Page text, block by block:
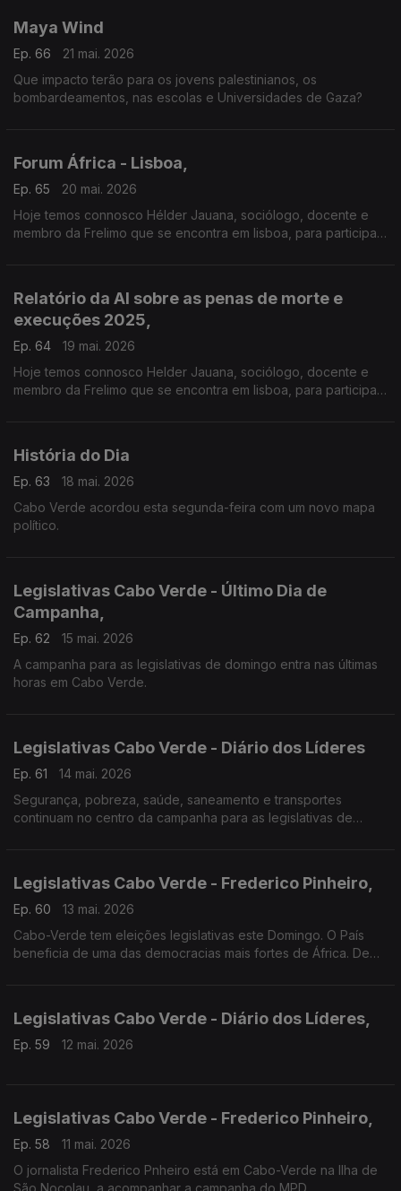
Maya Wind
Ep. 66
21 mai. 2026
Que impacto terão para os jovens palestinianos, os
bombardeamentos, nas escolas e Universidades de Gaza?
Forum África - Lisboa,
Ep. 65
20 mai. 2026
Hoje temos connosco Hélder Jauana, sociólogo, docente e
membro da Frelimo que se encontra em lisboa, para participar
Relatório da AI sobre as penas de morte e
execuções 2025,
Ep. 64
19 mai. 2026
Hoje temos connosco Helder Jauana, sociólogo, docente e
membro da Frelimo que se encontra em lisboa, para participar
História do Dia
Ep. 63
18 mai. 2026
Cabo Verde acordou esta segunda-feira com um novo mapa
político.
Legislativas Cabo Verde - Último Dia de
Campanha,
Ep. 62
15 mai. 2026
A campanha para as legislativas de domingo entra nas últimas
horas em Cabo Verde.
Legislativas Cabo Verde - Diário dos Líderes
Ep. 61
14 mai. 2026
Segurança, pobreza, saúde, saneamento e transportes
continuam no centro da campanha para as legislativas de
Legislativas Cabo Verde - Frederico Pinheiro,
Ep. 60
13 mai. 2026
Cabo-Verde tem eleições legislativas este Domingo. O País
beneficia de uma das democracias mais fortes de África. De
Legislativas Cabo Verde - Diário dos Líderes,
Ep. 59 12 mai. 2026
Legislativas Cabo Verde - Frederico Pinheiro,
Ep. 58
11 mai. 2026
O jornalista Frederico Pnheiro está em Cabo-Verde na Ilha de
São Nocolau, a acompanhar a campanha do MPD